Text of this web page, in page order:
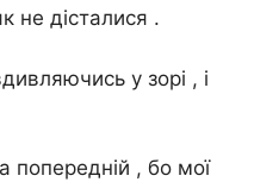
не дісталися .
у зорі , і
, бо мої